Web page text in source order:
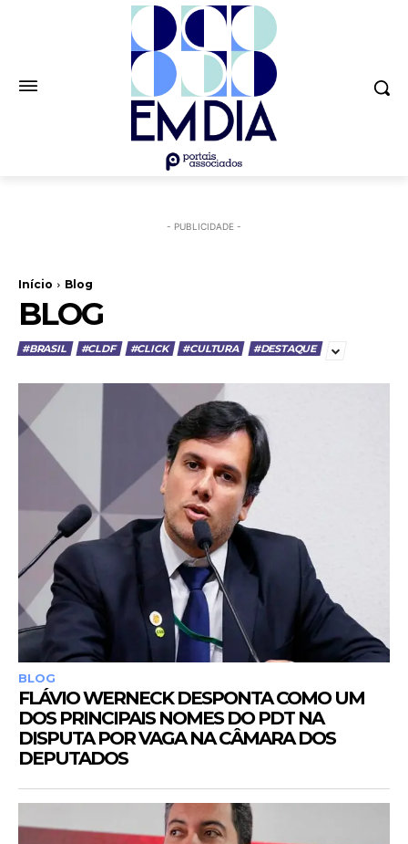
- PUBLICIDADE -
Início Blog
BLOG
#BRASIL #CLDF #CLICK #CULTURA #DESTAQUE
BLOG
FLÁVIO WERNECK DESPONTA COMO UM
DOS PRINCIPAIS NOMES DO PDT NA
DISPUTA POR VAGA NA CÂMARA DOS
DEPUTADOS